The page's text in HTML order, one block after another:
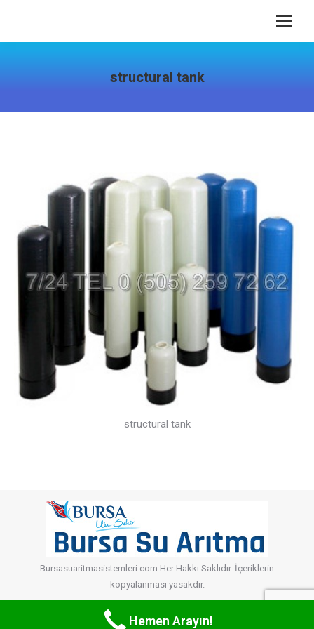
structural tank
structural tank
Bursasuaritmasistemleri.com Her Hakkı Saklıdır. İçeriklerin
kopyalanması yasakdır.
Hemen Arayın!